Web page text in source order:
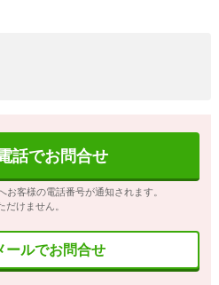
話でお問合せ
客様の電話番号が通知されます。
けません。
ールでお問合せ